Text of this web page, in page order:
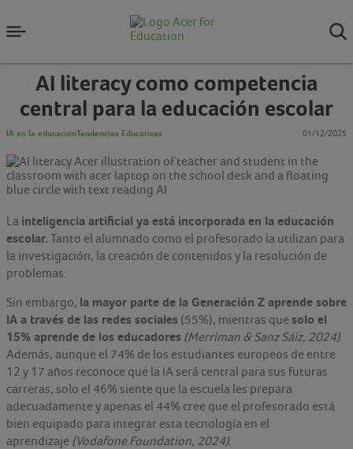
AI literacy como competencia
central para la educación escolar
IA en la educaciónTendencias Educativas 01/12/2025
La inteligencia artificial ya está incorporada en la educación
escolar. Tanto el alumnado como el profesorado la utilizan para
la investigación, la creación de contenidos y la resolución de
problemas.
Sin embargo, la mayor parte de la Generación Z aprende sobre
IA a través de las redes sociales (55%), mientras que solo el
15% aprende de los educadores (Merriman & Sanz Sáiz, 2024).
Además, aunque el 74% de los estudiantes europeos de entre
12 y 17 años reconoce que la IA será central para sus futuras
carreras, solo el 46% siente que la escuela les prepara
adecuadamente y apenas el 44% cree que el profesorado está
bien equipado para integrar esta tecnología en el
aprendizaje (Vodafone Foundation, 2024).